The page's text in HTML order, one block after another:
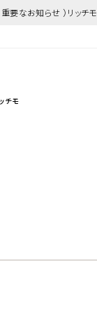
重要なお知らせ ）リッ
チモ